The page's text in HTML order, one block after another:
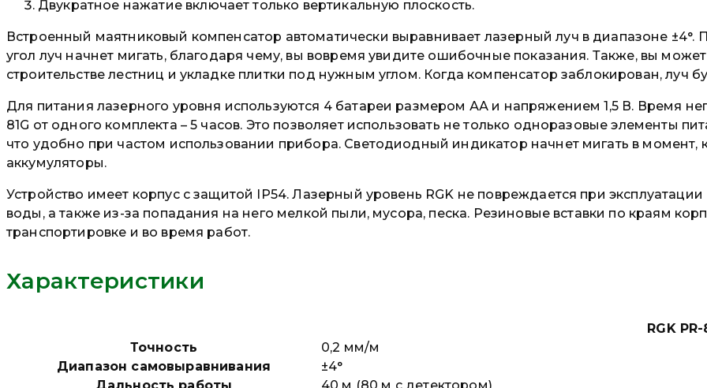
Двукратное нажатие включает только вертикальную плоскость.
Встроенный маятниковый компенсатор автоматически выравнивает лазерный луч в диапазоне
угол луч начнет мигать, благодаря чему, вы вовремя увидите ошибочные показания. Также, вы
строительстве лестниц и укладке плитки под нужным углом. Когда компенсатор заблокирован, луч
Для питания лазерного уровня используются 4 батареи размером АА и напряжением 1,5 В. Время
81G от одного комплекта – 5 часов. Это позволяет использовать не только одноразовые элементы
что удобно при частом использовании прибора. Светодиодный индикатор начнет мигать в момент,
аккумуляторы.
Устройство имеет корпус с защитой IP54. Лазерный уровень RGK не повреждается при
воды, а также из-за попадания на него мелкой пыли, мусора, песка. Резиновые вставки по краям
транспортировке и во время работ.
Характеристики
RGK PR-
Точность
0,2 мм/м
Диапазон самовыравнивания
±4°